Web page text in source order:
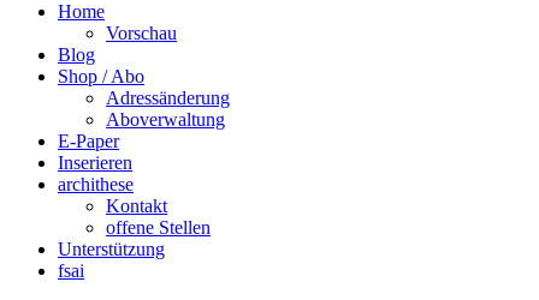
Home
Vorschau
Blog
Shop / Abo
Adressänderung
Aboverwaltung
E-Paper
Inserieren
archithese
Kontakt
offene Stellen
Unterstützung
fsai